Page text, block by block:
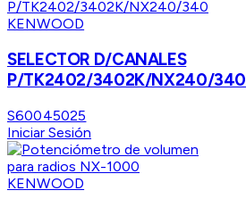
KENWOOD
SELECTOR D/CANALES
P/TK2402/3402K/NX240/340
S60045025
Iniciar Sesión
KENWOOD